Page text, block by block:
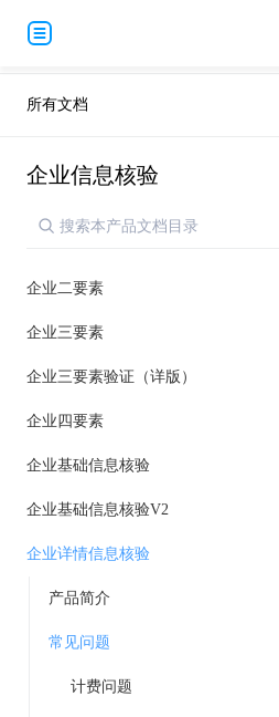
所有文档
企业信息核验
企业二要素
企业三要素
企业三要素验证（详版）
企业四要素
企业基础信息核验
企业基础信息核验V2
企业详情信息核验
产品简介
常见问题
计费问题